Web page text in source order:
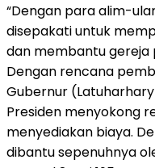
“Dengan para alim-
disepakati untuk
dan membantu gereja
Dengan rencana
Gubernur
Presiden menyokong
menyediakan biaya.
dibantu sepenuhnya